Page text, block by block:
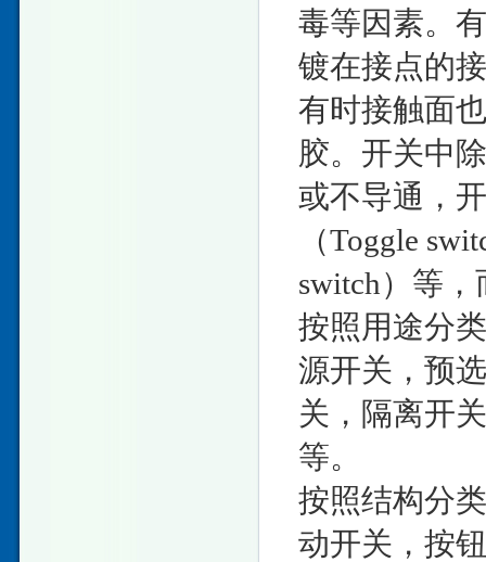
毒等因素。
镀在接点的
有时接触面
胶。开关中
或不导通，
（Toggle
switch）等
按照用途分
源开关，预
关，隔离开
等。
按照结构分
动开关，按